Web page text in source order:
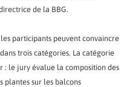
de la BBG.
participants peuvent convaincre
trois catégories. La catégorie
le jury évalue la composition des
plantes sur les balcons